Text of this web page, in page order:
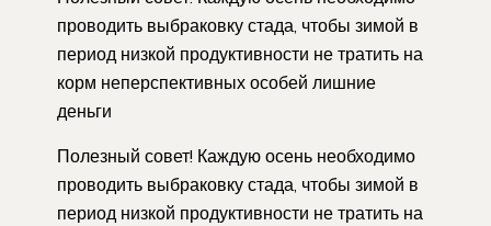
проводить выбраковку стада, чтобы зимой в
период низкой продуктивности не тратить на
корм неперспективных особей лишние
деньги
Полезный совет! Каждую осень необходимо
проводить выбраковку стада, чтобы зимой в
период низкой продуктивности не тратить на